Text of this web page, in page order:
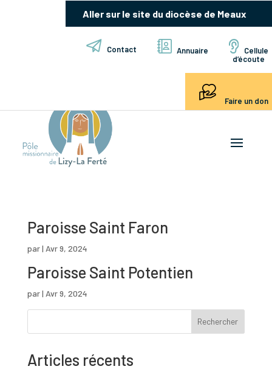
Aller sur le site du diocèse de Meaux
Contact Annuaire
Cellule
d’écoute
Faire un don
Paroisse Saint Faron
par| Avr 9, 2024
Paroisse Saint Potentien
par| Avr 9, 2024
Rechercher
Articles récents